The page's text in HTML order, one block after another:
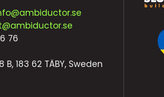
76
183 62 TÄBY, Sweden